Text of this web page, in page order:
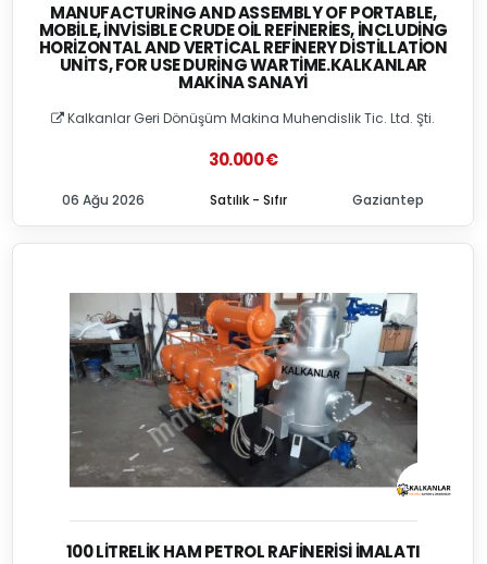
MANUFACTURING AND ASSEMBLY OF PORTABLE,
MOBILE, İNVISIBLE CRUDE OIL REFINERIES, İNCLUDING
HORIZONTAL AND VERTICAL REFINERY DISTILLATION
UNITS, FOR USE DURING WARTIME.KALKANLAR
MAKINA SANAYI
Kalkanlar Geri Dönüşüm Makina Muhendislik Tic. Ltd. Şti.
30.000 €
Satılık - Sıfır
06 Ağu 2026 Gaziantep
100 LITRELIK HAM PETROL RAFINERISI İMALATI